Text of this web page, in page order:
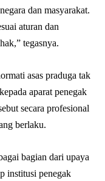
dan masyarakat.
aturan dan
tegasnya.
asas praduga tak
aparat penegak
secara profesional
berlaku.
bagian dari upaya
institusi penegak